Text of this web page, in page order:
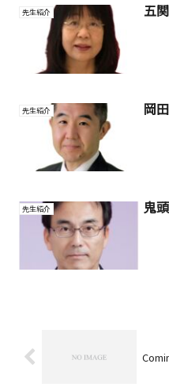
先生紹介 五
先生紹介 岡
先生紹介 鬼